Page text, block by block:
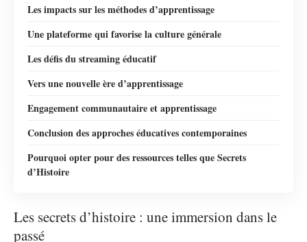
Les impacts sur les méthodes d’apprentissage
Une plateforme qui favorise la culture générale
Les défis du streaming éducatif
Vers une nouvelle ère d’apprentissage
Engagement communautaire et apprentissage
Conclusion des approches éducatives contemporaines
Pourquoi opter pour des ressources telles que Secrets
d’Histoire
Les secrets d’histoire : une immersion dans le
passé